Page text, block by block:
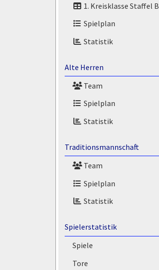
1. Kreisklasse Staffel B
Spielplan
Statistik
Alte Herren
Team
Spielplan
Statistik
Traditionsmannschaft
Team
Spielplan
Statistik
Spielerstatistik
Spiele
Tore